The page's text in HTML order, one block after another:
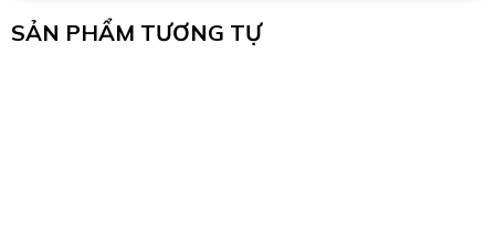
SẢN PHẨM TƯƠNG TỰ